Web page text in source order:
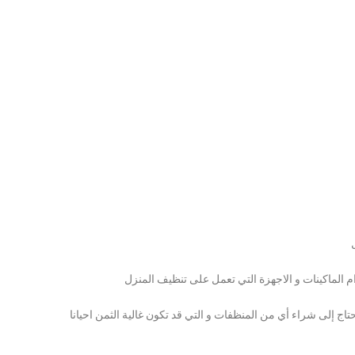
الماكينات و الاجهزة التي تعمل على تنظيف المنزل
إلى شراء أي من المنظفات و التي قد تكون غالية الثمن احيانا